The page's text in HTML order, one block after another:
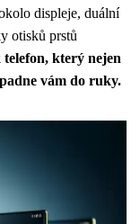
displeje, duální
otisků prstů
telefon, který nejen
vám do ruky.